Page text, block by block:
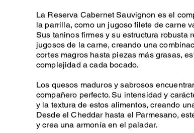
La Reserva Cabernet Sauvignon es el
la parrilla, como un jugoso filete de carne
Sus taninos firmes y su estructura robusta
jugosos de la carne, creando una
cortes magros hasta piezas más grasas,
complejidad a cada bocado.
Los quesos maduros y sabrosos
compañero perfecto. Su intensidad y
y la textura de estos alimentos, creando
Desde el Cheddar hasta el Parmesano,
y crea una armonía en el paladar.